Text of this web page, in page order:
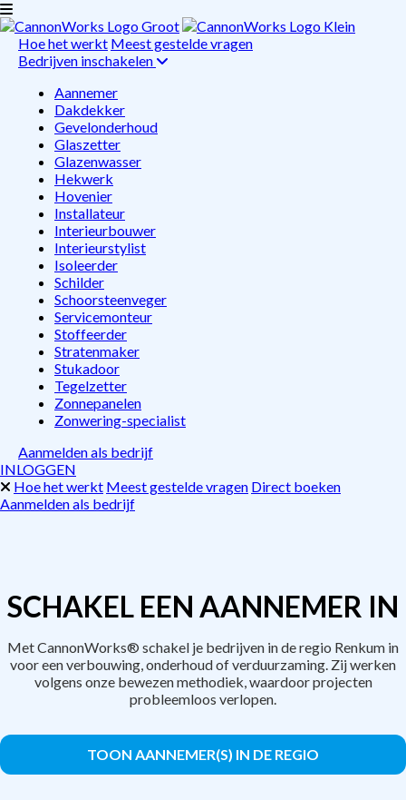
Hoe het werkt Meest gestelde vragen
Bedrijven inschakelen
Aannemer
Dakdekker
Gevelonderhoud
Glaszetter
Glazenwasser
Hekwerk
Hovenier
Installateur
Interieurbouwer
Interieurstylist
Isoleerder
Schilder
Schoorsteenveger
Servicemonteur
Stoffeerder
Stratenmaker
Stukadoor
Tegelzetter
Zonnepanelen
Zonwering-specialist
Aanmelden als bedrijf
INLOGGEN
Hoe het werkt Meest gestelde vragen Direct boeken
Aanmelden als bedrijf
SCHAKEL EEN AANNEMER IN
Met CannonWorks® schakel je bedrijven in de regio Renkum in
voor een verbouwing, onderhoud of verduurzaming. Zij werken
volgens onze bewezen methodiek, waardoor projecten
probleemloos verlopen.
TOON AANNEMER(S) IN DE REGIO